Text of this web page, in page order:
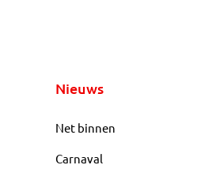
Nieuws
Net binnen
Carnaval